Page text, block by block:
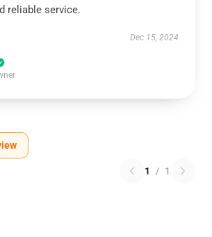
reliable service.
Dec 15, 2024
1 / 1